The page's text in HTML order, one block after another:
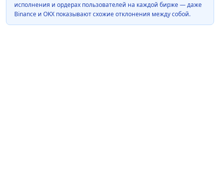
исполнения и ордерах пользователей на каждой бирже — даже
Binance и OKX показывают схожие отклонения между собой.